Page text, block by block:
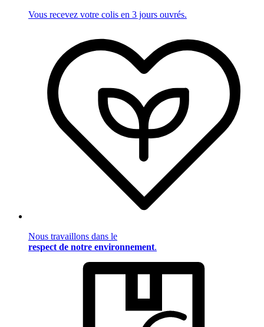
Vous recevez votre colis en 3 jours ouvrés.
Nous travaillons dans le
respect de notre environnement.